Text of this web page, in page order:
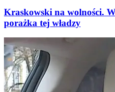
Kraskowski na wolności.
porażka tej władzy